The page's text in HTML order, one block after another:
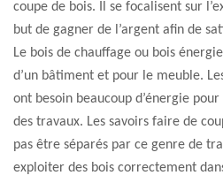
coupe de bois. Il se focalisent sur
but de gagner de l’argent afin de
Le bois de chauffage ou bois
d’un bâtiment et pour le meuble.
ont besoin beaucoup d’énergie
des travaux. Les savoirs faire de
pas être séparés par ce genre de
exploiter des bois correctement